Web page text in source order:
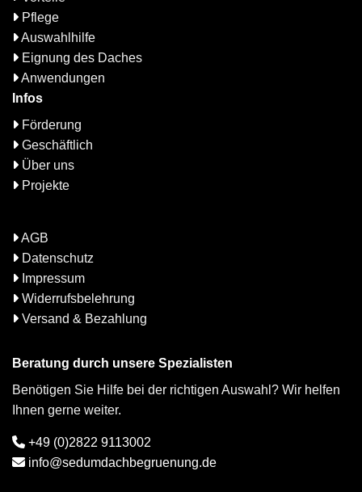
Pflege
Auswahlhilfe
Eignung des Daches
Anwendungen
Infos
Förderung
Geschäftlich
Über uns
Projekte
AGB
Datenschutz
Impressum
Widerrufsbelehrung
Versand & Bezahlung
Beratung durch unsere Spezialisten
Benötigen Sie Hilfe bei der richtigen Auswahl? Wir helfen
Ihnen gerne weiter.
+49 (0)2822 9113002
info@sedumdachbegruenung.de